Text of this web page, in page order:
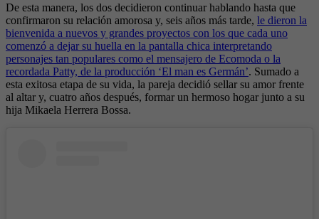
De esta manera, los dos decidieron continuar hablando hasta que
confirmaron su relación amorosa y, seis años más tarde, le dieron la
bienvenida a nuevos y grandes proyectos con los que cada uno
comenzó a dejar su huella en la pantalla chica interpretando
personajes tan populares como el mensajero de Ecomoda o la
recordada Patty, de la producción ‘El man es Germán’. Sumado a
esta exitosa etapa de su vida, la pareja decidió sellar su amor frente
al altar y, cuatro años después, formar un hermoso hogar junto a su
hija Mikaela Herrera Bossa.